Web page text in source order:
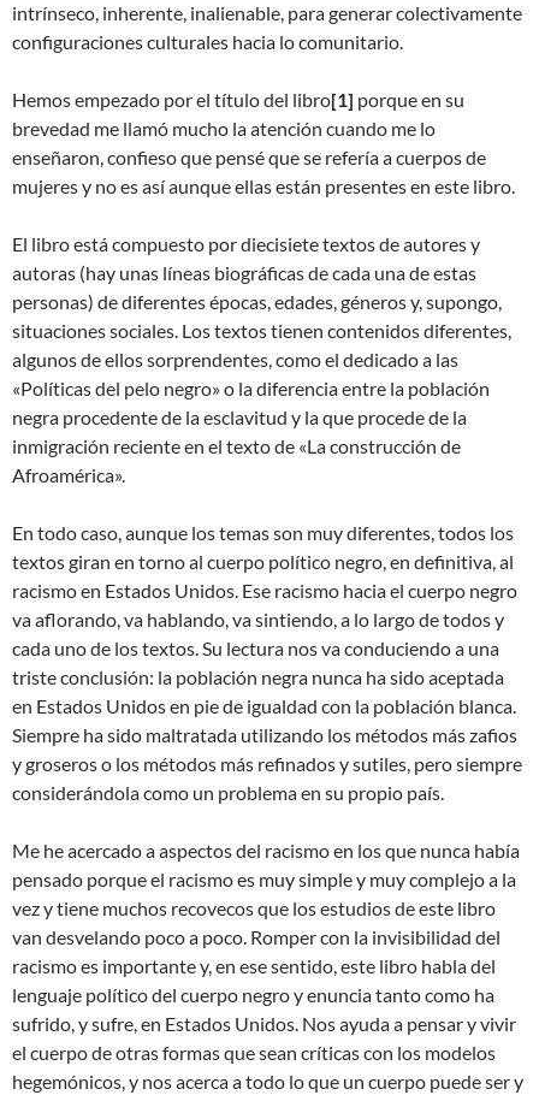
intrínseco, inherente, inalienable, para generar colectivamente
configuraciones culturales hacia lo comunitario.
Hemos empezado por el título del libro[1] porque en su
brevedad me llamó mucho la atención cuando me lo
enseñaron, confieso que pensé que se refería a cuerpos de
mujeres y no es así aunque ellas están presentes en este libro.
El libro está compuesto por diecisiete textos de autores y
autoras (hay unas líneas biográficas de cada una de estas
personas) de diferentes épocas, edades, géneros y, supongo,
situaciones sociales. Los textos tienen contenidos diferentes,
algunos de ellos sorprendentes, como el dedicado a las
«Políticas del pelo negro» o la diferencia entre la población
negra procedente de la esclavitud y la que procede de la
inmigración reciente en el texto de «La construcción de
Afroamérica».
En todo caso, aunque los temas son muy diferentes, todos los
textos giran en torno al cuerpo político negro, en definitiva, al
racismo en Estados Unidos. Ese racismo hacia el cuerpo negro
va aflorando, va hablando, va sintiendo, a lo largo de todos y
cada uno de los textos. Su lectura nos va conduciendo a una
triste conclusión: la población negra nunca ha sido aceptada
en Estados Unidos en pie de igualdad con la población blanca.
Siempre ha sido maltratada utilizando los métodos más zafios
y groseros o los métodos más refinados y sutiles, pero siempre
considerándola como un problema en su propio país.
Me he acercado a aspectos del racismo en los que nunca había
pensado porque el racismo es muy simple y muy complejo a la
vez y tiene muchos recovecos que los estudios de este libro
van desvelando poco a poco. Romper con la invisibilidad del
racismo es importante y, en ese sentido, este libro habla del
lenguaje político del cuerpo negro y enuncia tanto como ha
sufrido, y sufre, en Estados Unidos. Nos ayuda a pensar y vivir
el cuerpo de otras formas que sean críticas con los modelos
hegemónicos, y nos acerca a todo lo que un cuerpo puede ser y